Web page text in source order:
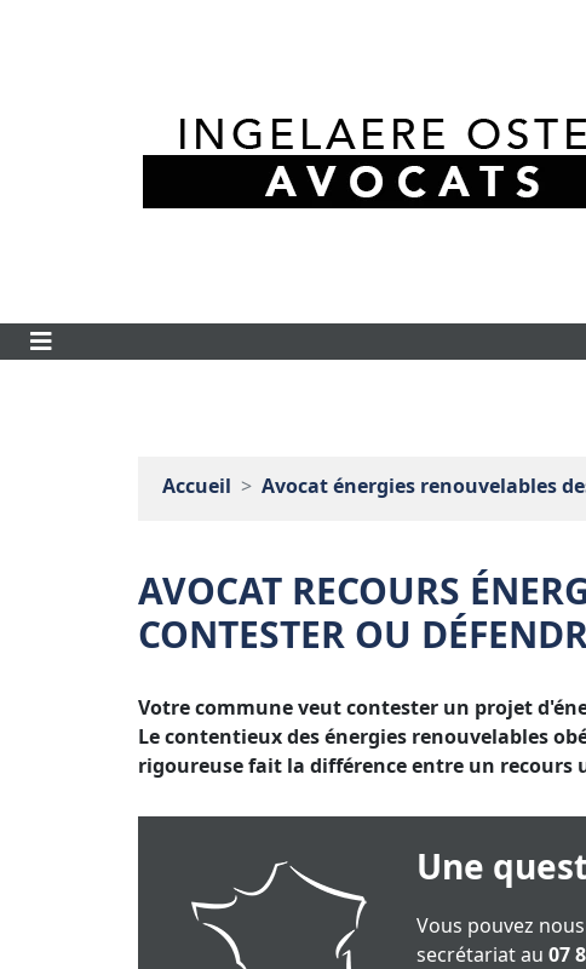
Accueil Avocat énergies renouvelables
AVOCAT RECOURS
CONTESTER OU
Votre commune veut contester un projet
Le contentieux des énergies renouvelables
rigoureuse fait la différence entre un recours
Une
Vous pouvez
secrétariat au 07